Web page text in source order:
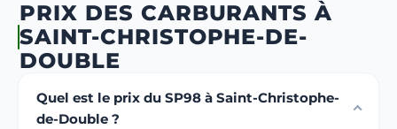
PRIX DES CARBURANTS À
SAINT-CHRISTOPHE-DE-
DOUBLE
Quel est le prix du SP98 à Saint-Christophe-
de-Double ?